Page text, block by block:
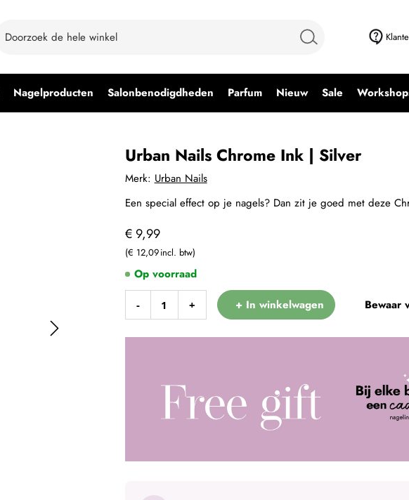
Nagelproducten Salonbenodigdheden Parfum Nieuw Sale
Urban Nails Chrome Ink | Silver
€ 9,99
€ 12,09
- + + In winkelwagen Bewaar
Merk: Urban Nails
Op voorraad
Een special effect op je nagels? Dan zit je goed met deze